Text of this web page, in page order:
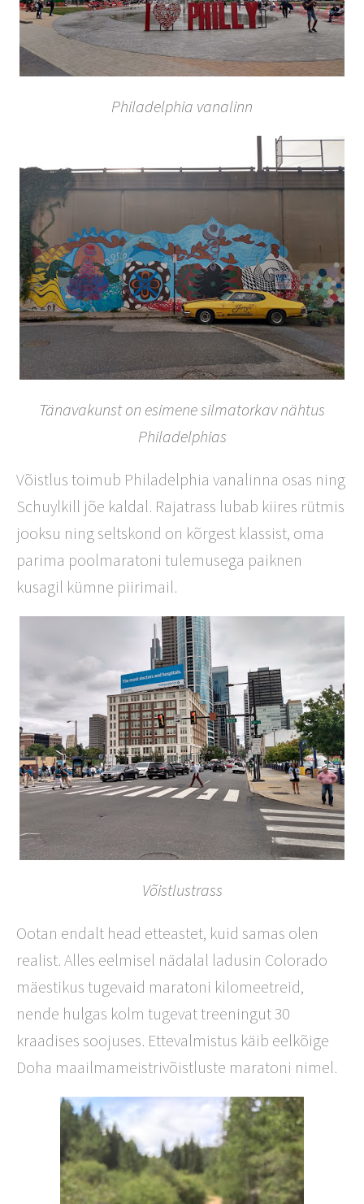
Philadelphia vanalinn
Tänavakunst on esimene silmatorkav nähtus
Philadelphias
Võistlus toimub Philadelphia vanalinna osas ning
Schuylkill jõe kaldal. Rajatrass lubab kiires rütmis
jooksu ning seltskond on kõrgest klassist, oma
parima poolmaratoni tulemusega paiknen
kusagil kümne piirimail.
Võistlustrass
Ootan endalt head etteastet, kuid samas olen
realist. Alles eelmisel nädalal ladusin Colorado
mäestikus tugevaid maratoni kilomeetreid,
nende hulgas kolm tugevat treeningut 30
kraadises soojuses. Ettevalmistus käib eelkõige
Doha maailmameistrivõistluste maratoni nimel.